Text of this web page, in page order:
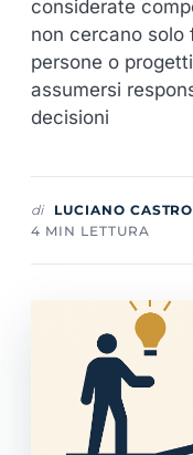
considerate
non cercano solo
persone o
assumersi
decisioni
di LUCIANO CASTRO
4 MIN LETTURA